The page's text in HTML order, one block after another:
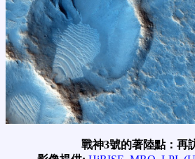
戰神3號的著陸點：再